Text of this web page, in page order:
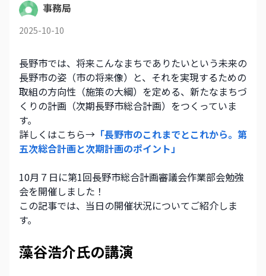
事務局
2025-10-10
長野市では、将来こんなまちでありたいという未来の
長野市の姿（市の将来像）と、それを実現するための
取組の方向性（施策の大綱）を定める、新たなまちづ
くりの計画（次期長野市総合計画）をつくっていま
す。
詳しくはこちら→ 「長野市のこれまでとこれから。第
五次総合計画と次期計画のポイント」
10月７日に第1回長野市総合計画審議会作業部会勉強
会を開催しました！
この記事では、当日の開催状況についてご紹介しま
す。
藻谷浩介氏の講演